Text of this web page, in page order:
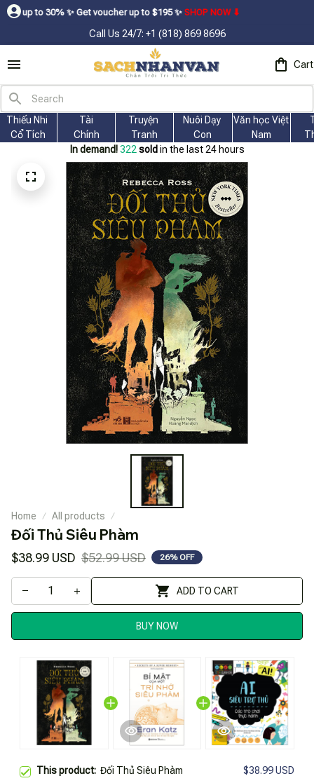
✨ㅤ Get voucher up to $195ㅤ ✨ㅤSHOP NOW ⬇
Call Us 24/7: +1 (818) 869 8696
Cart
Thiếu Nhi
Cổ Tích
Tài
Chính
Truyện
Tranh
Nuôi Dạy
Con
Văn học Việt
Nam
In demand! 322 sold in the last 24 hours
Home All products
Đối Thủ Siêu Phàm
$38.99 USD $52.99 USD 26% OFF
ADD TO CART
BUY NOW
This product: Đối Thủ Siêu Phàm $38.99 USD